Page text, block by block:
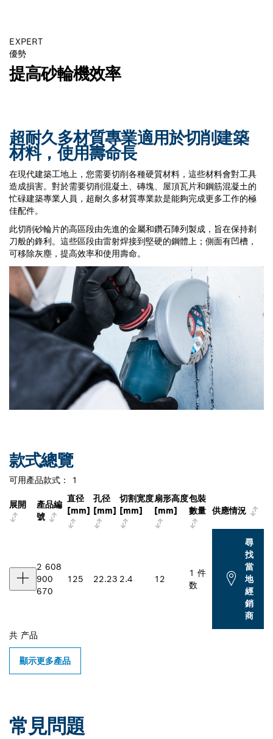
EXPERT
優勢
提高砂輪機效率
超耐久多材質專業適用於切削建築
材料，使用壽命長
在現代建築工地上，您需要切削各種硬質材料，這些材料會對工具
造成損害。對於需要切削混凝土、磚塊、屋頂瓦片和鋼筋混凝土的
忙碌建築專業人員，超耐久多材質專業款是能夠完成更多工作的極
佳配件。
此切削砂輪片的高區段由先進的金屬和鑽石陣列製成，旨在保持剃
刀般的鋒利。這些區段由雷射焊接到堅硬的鋼體上；側面有凹槽，
可移除灰塵，提高效率和使用壽命。
款式總覽
可用產品款式： 1
展開
產品編
號
直径
[mm]
孔径
[mm]
切割宽度
[mm]
扇形高度
[mm]
包裝
數量 供應情況
2 608
900
670
125 22.23 2.4 12
1 件
数
尋
找
當
地
經
銷
商
共 产品
顯示更多產品
常見問題